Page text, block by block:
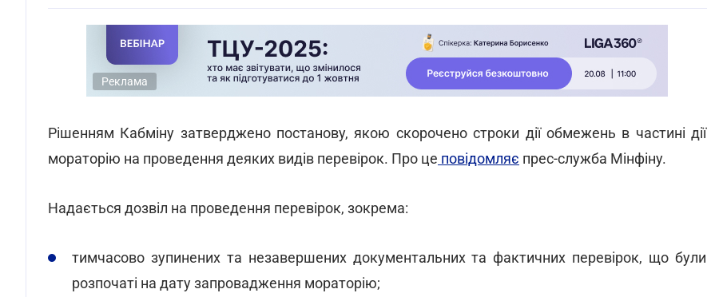
Реклама
Рішенням Кабміну затверджено постанову, якою скорочено строки дії обмежень в частині дії
мораторію на проведення деяких видів перевірок. Про це повідомляє прес-служба Мінфіну.
Надається дозвіл на проведення перевірок, зокрема:
тимчасово зупинених та незавершених документальних та фактичних перевірок, що були
розпочаті на дату запровадження мораторію;